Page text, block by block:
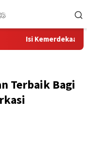
Lapas Sekayu
Terbaik Bagi